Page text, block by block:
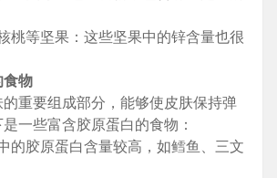
桃等坚果：这些坚果中的锌含量也很
食物
的重要组成部分，能够使皮肤保持弹
一些富含胶原蛋白的食物：
的胶原蛋白含量较高，如鳕鱼、三文